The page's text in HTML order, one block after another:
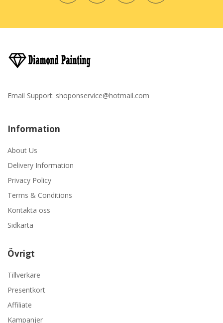
Email Support: shoponservice@hotmail.com
Information
About Us
Delivery Information
Privacy Policy
Terms & Conditions
Kontakta oss
Sidkarta
Övrigt
Tillverkare
Presentkort
Affiliate
Kampanjer